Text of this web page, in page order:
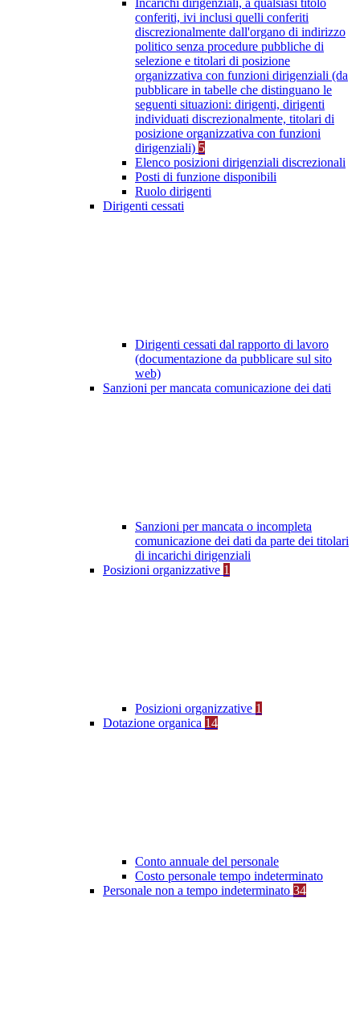
Incarichi dirigenziali, a qualsiasi titolo
conferiti, ivi inclusi quelli conferiti
discrezionalmente dall'organo di indirizzo
politico senza procedure pubbliche di
selezione e titolari di posizione
organizzativa con funzioni dirigenziali (da
pubblicare in tabelle che distinguano le
seguenti situazioni: dirigenti, dirigenti
individuati discrezionalmente, titolari di
posizione organizzativa con funzioni
dirigenziali) 5
Elenco posizioni dirigenziali discrezionali
Posti di funzione disponibili
Ruolo dirigenti
Dirigenti cessati
Dirigenti cessati dal rapporto di lavoro
(documentazione da pubblicare sul sito
web)
Sanzioni per mancata comunicazione dei dati
Sanzioni per mancata o incompleta
comunicazione dei dati da parte dei titolari
di incarichi dirigenziali
Posizioni organizzative 1
Posizioni organizzative 1
Dotazione organica 14
Conto annuale del personale
Costo personale tempo indeterminato
Personale non a tempo indeterminato 34